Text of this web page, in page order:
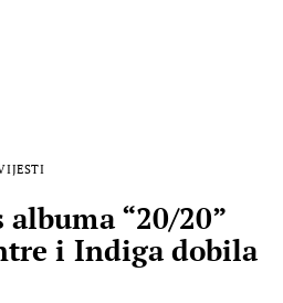
albuma “20/20”
i Indiga dobila